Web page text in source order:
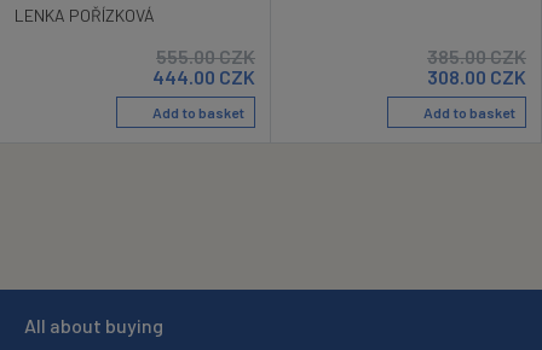
LENKA POŘÍZKOVÁ
555.00CZK
444.00 CZK
Add to basket
385.00CZK
308.00 CZK
Add to basket
All about buying